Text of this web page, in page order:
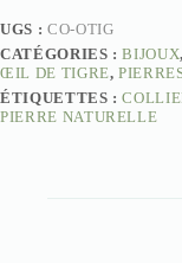
–
Confiance
et
Courage
UGS : CO-OTIG
CATÉGORIES :BIJOUX,
ŒIL DE TIGRE,
ÉTIQUETTES :
PIERRE NATURELLE